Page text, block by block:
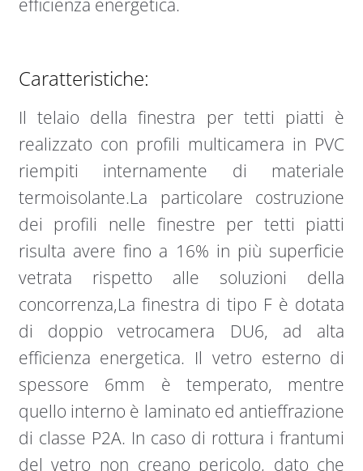
efficienza energetica.
Caratteristiche:
Il telaio della finestra per tetti piatti è
realizzato con profili multicamera in PVC
riempiti internamente di materiale
termoisolante.La particolare costruzione
dei profili nelle finestre per tetti piatti
risulta avere fino a 16% in più superficie
vetrata rispetto alle soluzioni della
concorrenza,La finestra di tipo F è dotata
di doppio vetrocamera DU6, ad alta
efficienza energetica. Il vetro esterno di
spessore 6mm è temperato, mentre
quello interno è laminato ed antieffrazione
di classe P2A. In caso di rottura i frantumi
del vetro non creano pericolo, dato che